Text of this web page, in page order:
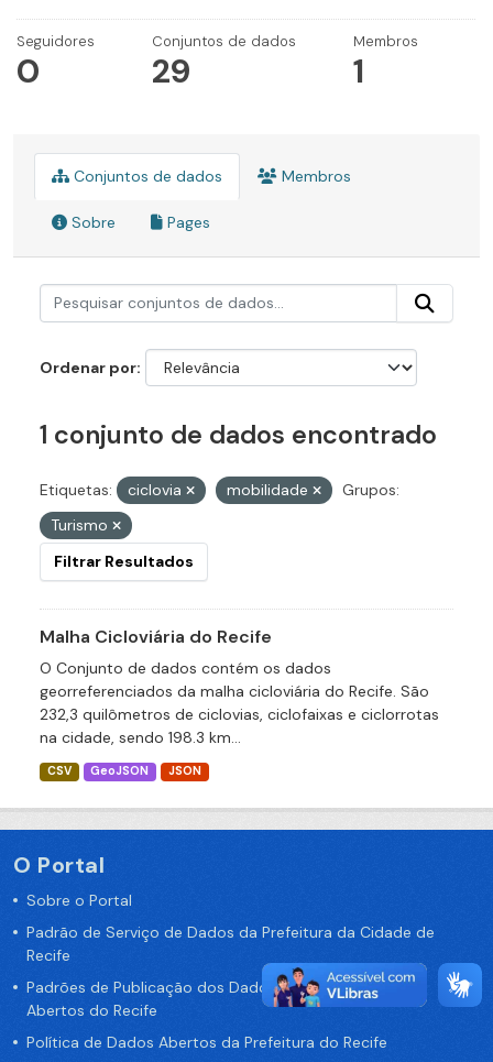
Seguidores
0
Conjuntos de dados
29
Membros
1
Conjuntos de dados Membros
Sobre Pages
Ordenar por
1 conjunto de dados encontrado
Etiquetas: ciclovia mobilidade
Grupos:
Turismo
Filtrar Resultados
Malha Cicloviária do Recife
O Conjunto de dados contém os dados
georreferenciados da malha cicloviária do Recife. São
232,3 quilômetros de ciclovias, ciclofaixas e ciclorrotas
na cidade, sendo 198.3 km...
CSV GeoJSON JSON
O Portal
Sobre o Portal
Padrão de Serviço de Dados da Prefeitura da Cidade de
Recife
Padrões de Publicação dos Dados no Portal de Dados
Abertos do Recife
Política de Dados Abertos da Prefeitura do Recife